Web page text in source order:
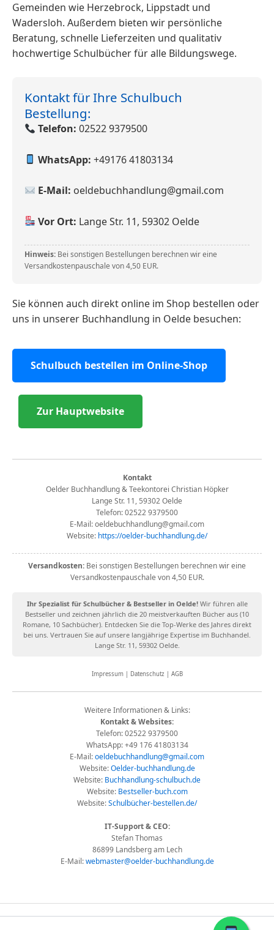
Gemeinden wie Herzebrock, Lippstadt und
Wadersloh. Außerdem bieten wir persönliche
Beratung, schnelle Lieferzeiten und qualitativ
hochwertige Schulbücher für alle Bildungswege.
Kontakt für Ihre Schulbuch
Bestellung:
Telefon: 02522 9379500
WhatsApp: +49176 41803134
E-Mail: oeldebuchhandlung@gmail.com
Vor Ort: Lange Str. 11, 59302 Oelde
Hinweis: Bei sonstigen Bestellungen berechnen wir eine
Versandkostenpauschale von 4,50 EUR.
Sie können auch direkt online im Shop bestellen oder
uns in unserer Buchhandlung in Oelde besuchen:
Schulbuch bestellen im Online-Shop
Zur Hauptwebsite
Kontakt
Oelder Buchhandlung & Teekontorei Christian Höpker
Lange Str. 11, 59302 Oelde
Telefon: 02522 9379500
E-Mail: oeldebuchhandlung@gmail.com
Website: https://oelder-buchhandlung.de/
Versandkosten: Bei sonstigen Bestellungen berechnen wir eine
Versandkostenpauschale von 4,50 EUR.
Ihr Spezialist für Schulbücher & Bestseller in Oelde!Wir führen alle
Bestseller und zeichnen jährlich die 20 meistverkauften Bücher aus (10
Romane, 10 Sachbücher). Entdecken Sie die Top-Werke des Jahres direkt
bei uns. Vertrauen Sie auf unsere langjährige Expertise im Buchhandel.
Lange Str. 11, 59302 Oelde.
Impressum | Datenschutz | AGB
Weitere Informationen & Links:
Kontakt & Websites:
Telefon: 02522 9379500
WhatsApp: +49 176 41803134
E-Mail:oeldebuchhandlung@gmail.com
Website:Oelder-buchhandlung.de
Website: Buchhandlung-schulbuch.de
Website: Bestseller-buch.com
Website:Schulbücher-bestellen.de/
IT-Support & CEO:
Stefan Thomas
86899 Landsberg am Lech
E-Mail:webmaster@oelder-buchhandlung.de